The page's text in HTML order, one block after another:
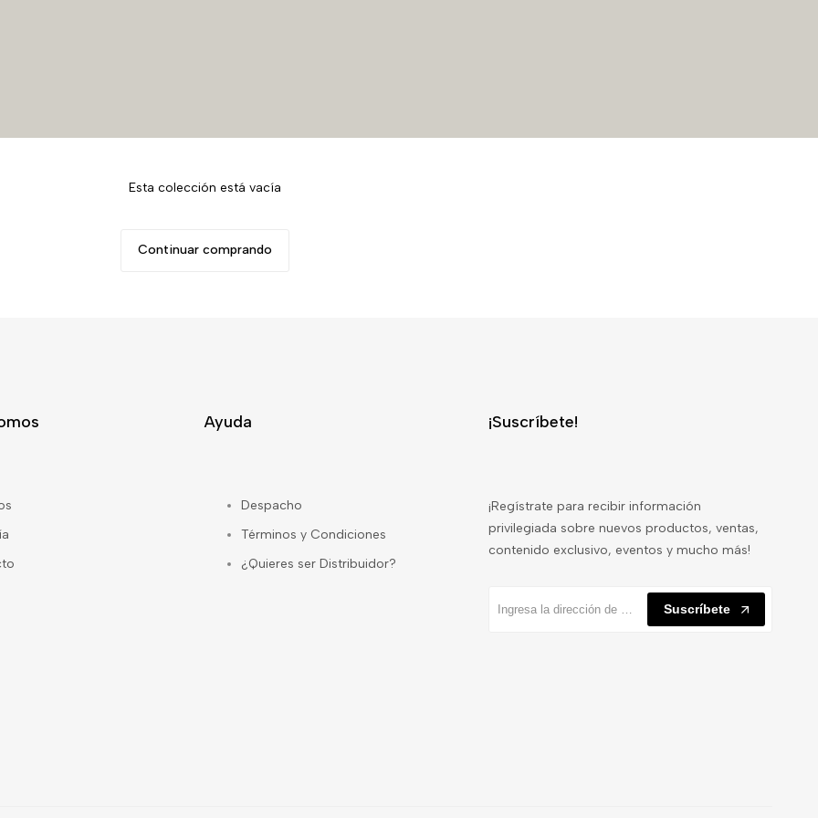
Esta colección está vacía
Continuar comprando
Ayuda
Despacho
Términos y Condiciones
¿Quieres ser Distribuidor?
¡Suscríbete!
¡Regístrate para recibir información
privilegiada sobre nuevos productos, ventas,
contenido exclusivo, eventos y mucho más!
Suscríbete